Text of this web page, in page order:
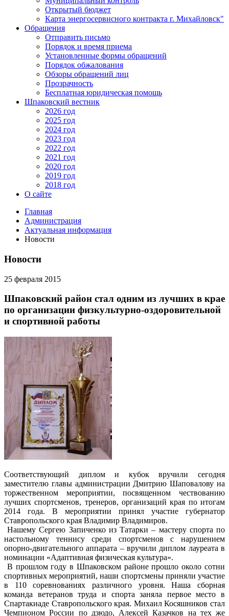
Открытый бюджет
Карта энергосервисного контракта г. Михайловск"
Обращения
Отправить письмо
Порядок и время приема
Установленные формы обращений
Порядок обжалования
Обзоры обращений лиц
Прозрачность
Бесплатная юридическая помощь
Шпаковский вестник
2026 год
2025 год
2024 год
2023 год
2022 год
2021 год
2020 год
2019 год
2018 год
О сайте
Главная
Администрация
Актуальная информация
Новости
Новости
25 февраля 2015
Шпаковский район стал одним из лучших в крае
по организации физкультурно-оздоровительной
и спортивной работы
Соответствующий диплом и кубок вручили сегодня
заместителю главы администрации Дмитрию Шаповалову на
торжественном мероприятии, посвященном чествованию
лучших спортсменов, тренеров, организаций края по итогам
2014 года. В мероприятии принял участие губернатор
Ставропольского края Владимир Владимиров.
Нашему Сергею Запиченко из Татарки – мастеру спорта по
настольному теннису среди спортсменов с нарушением
опорно-двигательного аппарата – вручили диплом лауреата в
номинации «Адаптивная физическая культура».
В прошлом году в Шпаковском районе прошло около сотни
спортивных мероприятий, наши спортсмены приняли участие
в 110 соревнованиях различного уровня. Наша сборная
команда ветеранов труда и спорта заняла первое место в
Спартакиаде Ставропольского края. Михаил Косяшников стал
Чемпионом России по дзюдо, Алексей Казачков на тех же